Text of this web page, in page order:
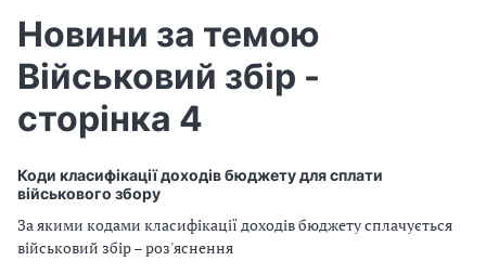
Новини за темою
Військовий збір -
сторінка 4
Коди класифікації доходів бюджету для сплати
військового збору
За якими кодами класифікації доходів бюджету сплачується
військовий збір – роз'яснення